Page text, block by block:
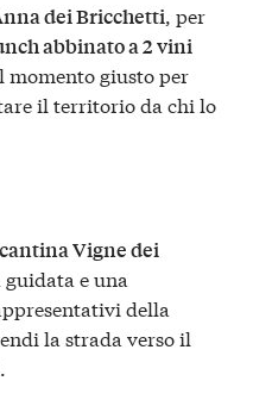
dei Bricchetti, per
abbinato a 2 vini
momento giusto per
il territorio da chi lo
cantina Vigne dei
e una
della
la strada verso il